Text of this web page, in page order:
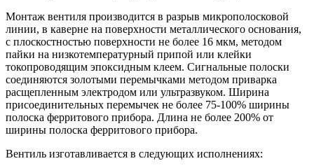
Монтаж вентиля производится в разрыв микрополосковой
линии, в каверне на поверхности металлического основания,
с плоскостностью поверхности не более 16 мкм, методом
пайки на низкотемпературный припой или клейки
токопроводящим эпоксидным клеем. Сигнальные полоски
соединяются золотыми перемычками методом приварка
расщепленным электродом или ультразвуком. Ширина
присоединительных перемычек не более 75-100% ширины
полоска ферритового прибора. Длина не более 200% от
ширины полоска ферритового прибора.
Вентиль изготавливается в следующих исполнениях: